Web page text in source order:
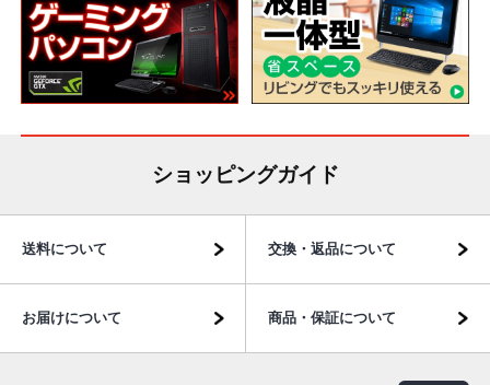
ショッピングガイド
送料について 交換・返品について
お届けについて 商品・保証について